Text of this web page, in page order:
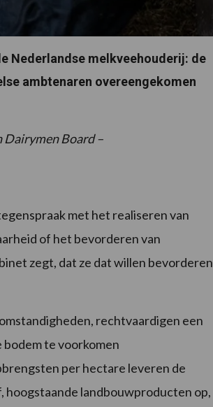
Nederlandse melkveehouderij: de
ambtenaren overeengekomen
Dairymen Board –
met het realiseren van
of het bevorderen van
zegt, dat ze dat willen bevorderen
rechtvaardigen een
te voorkomen
per hectare leveren de
landbouwproducten op,